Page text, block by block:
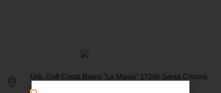
Urb. Golf Costa Brava "La Masia" 17246 Santa Cristina